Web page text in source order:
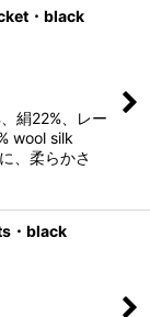
・black
絹22%、レー
wool silk
、柔らかさ
・black